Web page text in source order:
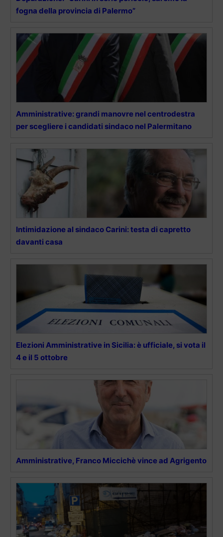
fogna della provincia di Palermo”
Amministrative: grandi manovre nel centrodestra
per scegliere i candidati sindaco nel Palermitano
Intimidazione al sindaco Carini: testa di capretto
davanti casa
Elezioni Amministrative in Sicilia: è ufficiale, si vota il
4 e il 5 ottobre
Amministrative, Franco Miccichè vince ad Agrigento